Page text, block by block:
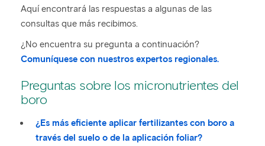
Aquí encontrará las respuestas a algunas de las
consultas que más recibimos.
¿No encuentra su pregunta a continuación?
Comuníquese con nuestros expertos regionales.
Preguntas sobre los micronutrientes del
boro
¿Es más eficiente aplicar fertilizantes con boro a
través del suelo o de la aplicación foliar?